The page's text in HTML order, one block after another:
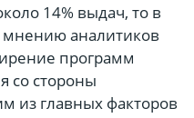
14% выдач, то в
аналитиков
программ
со стороны
из главных факторов